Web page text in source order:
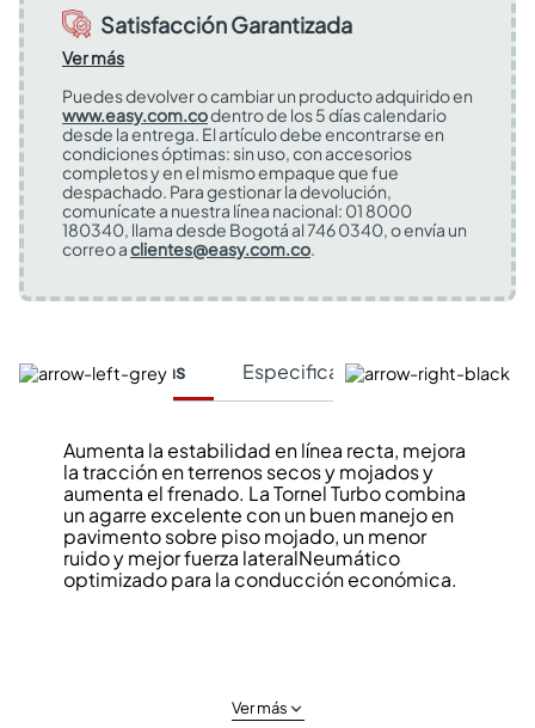
Satisfacción Garantizada
Ver más
Puedes devolver o cambiar un producto adquirido en
www.easy.com.codentro de los 5 días calendario
desde la entrega. El artículo debe encontrarse en
condiciones óptimas: sin uso, con accesorios
completos y en el mismo empaque que fue
despachado. Para gestionar la devolución,
comunícate a nuestra línea nacional: 01 8000
180340, llama desde Bogotá al 746 0340, o envía un
correo aclientes@easy.com.co.
Características Especificaciones Técnicas
Aumenta la estabilidad en línea recta, mejora
la tracción en terrenos secos y mojados y
aumenta el frenado. La Tornel Turbo combina
un agarre excelente con un buen manejo en
pavimento sobre piso mojado, un menor
ruido y mejor fuerza lateralNeumático
optimizado para la conducción económica.
Ver más